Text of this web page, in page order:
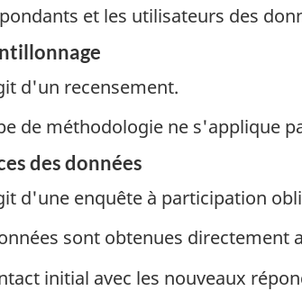
et les utilisateurs des
d'un recensement.
de méthodologie ne s'applique
des données
d'une enquête à participation
sont obtenues directement
initial avec les nouveaux